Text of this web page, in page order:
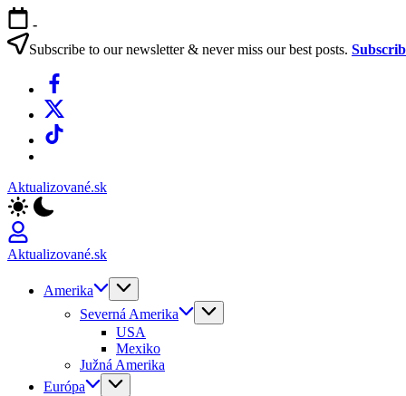
Skip
to
content
-
Subscribe to our newsletter & never miss our best posts.
Facebook
X
TikTok
Aktualizované.sk
Aktualizované.sk
Amerika
Severná Amerika
USA
Mexiko
Južná Amerika
Európa